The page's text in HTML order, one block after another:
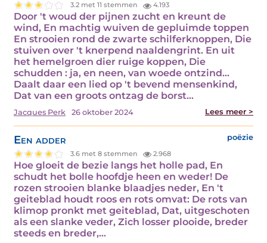
3.2 met 11 stemmen 4.193
Door 't woud der pijnen zucht en kreunt de
wind, En machtig wuiven de gepluimde toppen
En strooien rond de zwarte schilferknoppen, Die
stuiven over 't knerpend naaldengrint. En uit
het hemelgroen dier ruige koppen, Die
schudden : ja, en neen, van woede ontzind...
Daalt daar een lied op 't bevend mensenkind,
Dat van een groots ontzag de borst…
Jacques Perk 26 oktober 2024 Lees meer >
Een adder poëzie
3.6 met 8 stemmen 2.968
Hoe gloeit de bezie langs het holle pad, En
schudt het bolle hoofdje heen en weder! De
rozen strooien blanke blaadjes neder, En 't
geiteblad houdt roos en rots omvat: De rots van
klimop pronkt met geiteblad, Dat, uitgeschoten
als een slanke veder, Zich losser plooide, breder
steeds en breder,…